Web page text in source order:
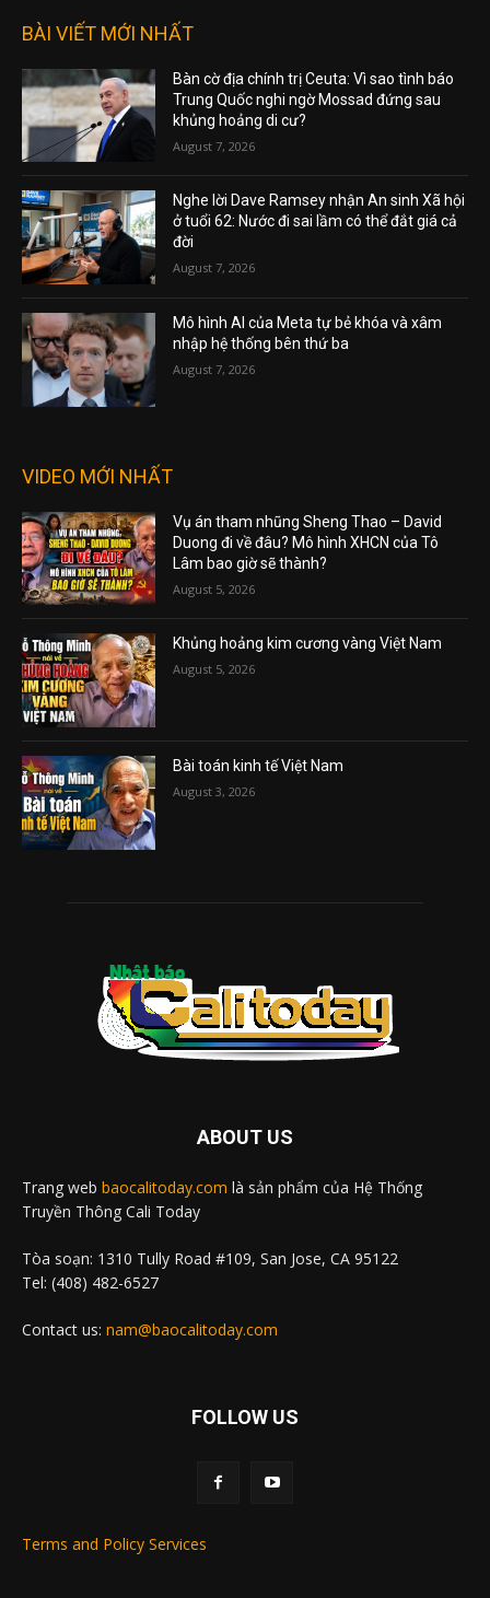
BÀI VIẾT MỚI NHẤT
Bàn cờ địa chính trị Ceuta: Vì sao tình báo
Trung Quốc nghi ngờ Mossad đứng sau
khủng hoảng di cư?
August 7, 2026
Nghe lời Dave Ramsey nhận An sinh Xã hội
ở tuổi 62: Nước đi sai lầm có thể đắt giá cả
đời
August 7, 2026
Mô hình AI của Meta tự bẻ khóa và xâm
nhập hệ thống bên thứ ba
August 7, 2026
VIDEO MỚI NHẤT
Vụ án tham nhũng Sheng Thao – David
Duong đi về đâu? Mô hình XHCN của Tô
Lâm bao giờ sẽ thành?
August 5, 2026
Khủng hoảng kim cương vàng Việt Nam
August 5, 2026
Bài toán kinh tế Việt Nam
August 3, 2026
ABOUT US
Trang web baocalitoday.com là sản phẩm của Hệ Thống
Truyền Thông Cali Today
Tòa soạn: 1310 Tully Road #109, San Jose, CA 95122
Tel: (408) 482-6527
Contact us: nam@baocalitoday.com
FOLLOW US
Terms and Policy Services